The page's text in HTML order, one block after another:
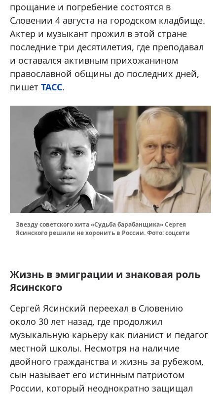
прощание и погребение состоятся в
Словении 4 августа на городском кладбище.
Актер и музыкант прожил в этой стране
последние три десятилетия, где преподавал
и оставался активным прихожанином
православной общины до последних дней,
пишет ТАСС.
Звезду советского хита «Судьба барабанщика» Сергея
Ясинского решили не хоронить в России. Фото: соцсети
Жизнь в эмиграции и знаковая роль
Ясинского
Сергей Ясинский переехал в Словению
около 30 лет назад, где продолжил
музыкальную карьеру как пианист и педагог
местной школы. Несмотря на наличие
двойного гражданства и жизнь за рубежом,
сын называет его истинным патриотом
России, который неоднократно защищал